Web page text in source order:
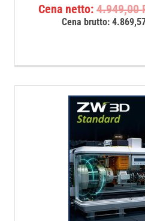
Cena netto:4.949,00
Cena brutto: